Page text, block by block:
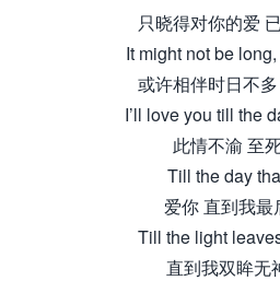
只晓得对你的爱
It might not be
或许相伴时日不
I’ll love you till the
此情不渝 至
Till the day
爱你 直到我最
Till the light
直到我双眸无